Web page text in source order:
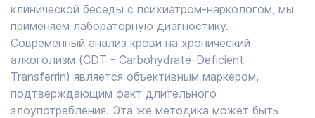
клинической беседы с психиатром-наркологом, мы
применяем лабораторную диагностику.
Современный анализ крови на хронический
алкоголизм (CDT - Carbohydrate-Deficient
Transferrin) является объективным маркером,
подтверждающим факт длительного
злоупотребления. Эта же методика может быть